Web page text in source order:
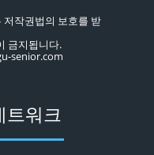
작권법의 보호를 받
금지됩니다.
senior.com
트워크